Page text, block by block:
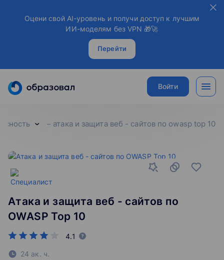
Оцени свой AI-уровень и получи доступ к лучшим
ИИ-моделям без VPN 🎁🚀
Перейти
Войти
атака и защита веб - сайтов по owasp top 10
Атака и защита веб - сайтов по
OWASP Top 10
4.1
24 ак. ч.